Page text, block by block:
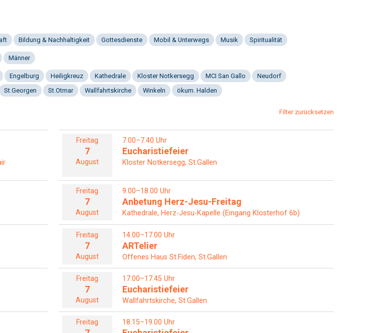
Bildung & Nachhaltigkeit Gottesdienste Mobil & Unterwegs Musik Spiritualität
Männer
Engelburg Heiligkreuz Kathedrale Kloster Notkersegg MCI San Gallo
Neudorf
St.Georgen St.Otmar Wallfahrtskirche Winkeln ökum. Halden
Filter zurücksetzen
Freitag
7
August
7.00–7.40 Uhr
Eucharistiefeier
Kloster Notkersegg, St.Gallen
Freitag
7
August
9.00–18.00 Uhr
Anbetung Herz-Jesu-Freitag
Kathedrale, Herz-Jesu-Kapelle (Eingang Klosterhof 6b)
Freitag
7
August
14.00–17.00 Uhr
ARTelier
Offenes Haus St.Fiden, St.Gallen
Freitag
7
August
17.00–17.45 Uhr
Eucharistiefeier
Wallfahrtskirche, St.Gallen
Freitag 18.15–19.00 Uhr